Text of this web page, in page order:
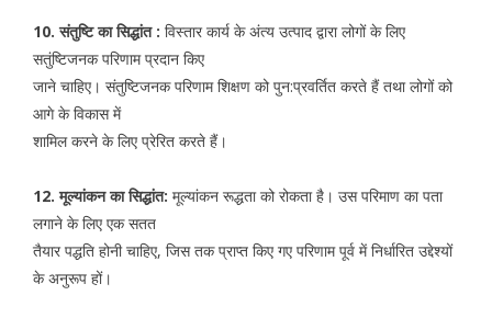
10. संतुष्टि का सिद्धांत : विस्तार कार्य के अंत्य उत्पाद द्वारा लोगों के लिए
सतुंष्टिजनक परिणाम प्रदान किए
जाने चाहिए। संतुष्टिजनक परिणाम शिक्षण को पुन:प्रवर्तित करते हैं तथा लोगों को
आगे के विकास में
शामिल करने के लिए प्रेरित करते हैं।
12. मूल्यांकन का सिद्धांत: मूल्यांकन रूद्धता को रोकता है। उस परिमाण का पता
लगाने के लिए एक सतत
तैयार पद्धति होनी चाहिए, जिस तक प्राप्त किए गए परिणाम पूर्व में निर्धारित उद्देश्यों
के अनुरूप हों।